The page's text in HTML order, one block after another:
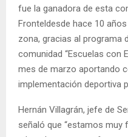
fue la ganadora de esta
Fronteldesde hace 10
zona, gracias al programa
comunidad “Escuelas con
mes de marzo aportando
implementación deportiva
Hernán Villagrán, jefe de
señaló que “estamos